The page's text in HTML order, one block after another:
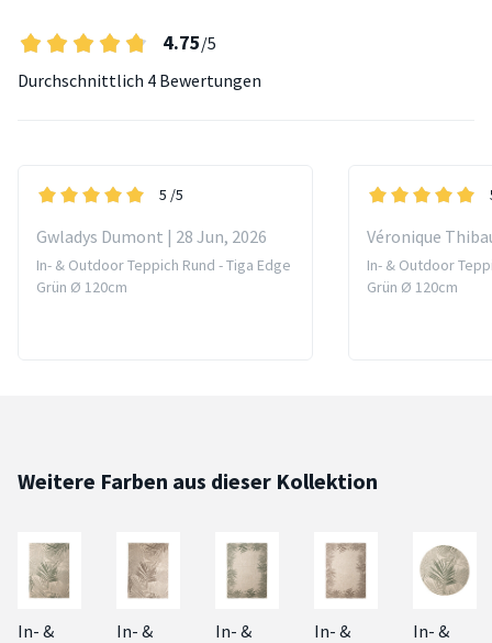
4.75/5
Durchschnittlich 4 Bewertungen
5 /5
Gwladys Dumont | 28 Jun, 2026
In- & Outdoor Teppich Rund - Tiga Edge
Grün Ø 120cm
Véronique
In- & Outdoor
Grün Ø 120cm
Weitere Farben aus dieser Kollektion
In- &
In- &
In- &
In- &
In- &